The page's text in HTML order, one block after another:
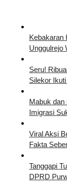
Kebakaran
Unggulrejo
Seru!
Silekor
Mabuk dan
Imigrasi
Viral Aksi
Fakta
Tanggapi
DPRD